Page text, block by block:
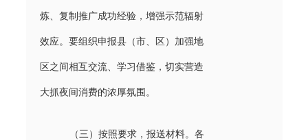
炼、复制推广成功经验，增强示范辐射
效应。要组织申报县（市、区）加强地
区之间相互交流、学习借鉴，切实营造
大抓夜间消费的浓厚氛围。
（三）按照要求，报送材料。各